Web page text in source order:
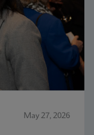
May 27, 2026